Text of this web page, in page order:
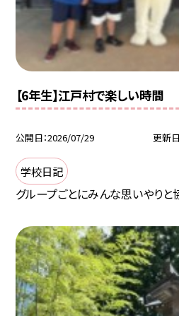
【6年生】江戸村で楽しい時間
公開日 2026/07/29 更新日
学校日記
グループごとにみんな思いやりと